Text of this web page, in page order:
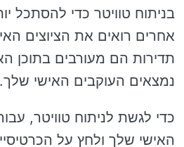
בניתוח טוויטר כדי להסתכל
אחרים רואים את הציוצים
תדירות הם מעורבים בתוכן
נמצאים העוקבים האישי שלך.
כדי לגשת לניתוח טוויטר,
האישי שלך ולחץ על